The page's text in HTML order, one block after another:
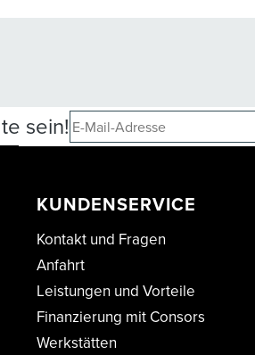
sein!
KUNDENSERVICE
Kontakt und Fragen
Anfahrt
Leistungen und Vorteile
Finanzierung mit Consors
Werkstätten